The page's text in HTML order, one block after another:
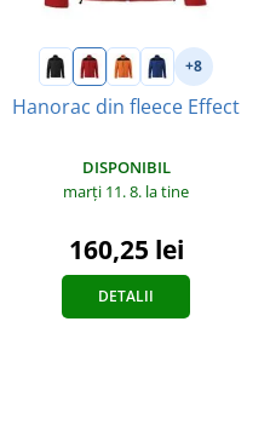
+8
Hanorac din fleece Effect
DISPONIBIL
marți 11. 8. la tine
160,25 lei
DETALII